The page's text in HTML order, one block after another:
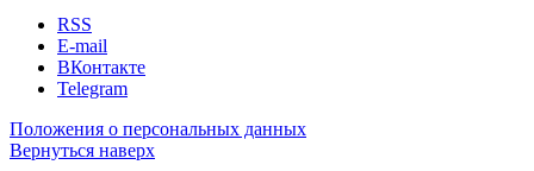
RSS
E-mail
ВКонтакте
Telegram
Положения о персональных данных
Вернуться наверх